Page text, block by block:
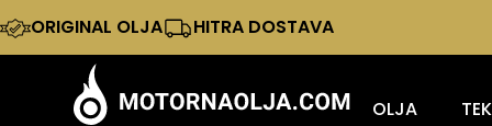
ORIGINAL OLJA HITRA DOSTAVA
OLJA